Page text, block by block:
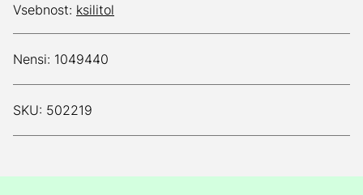
Vsebnost: ksilitol
Nensi: 1049440
SKU: 502219